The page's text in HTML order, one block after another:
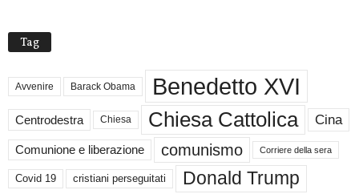
Tag
Avvenire Barack Obama Benedetto XVI
Centrodestra Chiesa Chiesa Cattolica Cina
Comunione e liberazione comunismo Corriere della sera
Covid 19 cristiani perseguitati Donald Trump